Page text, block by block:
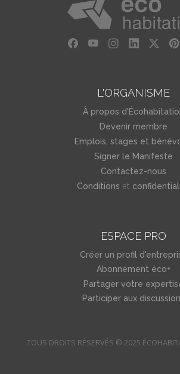
L'ORGANISME
À propos
Devenir membre
Emplois, stages et
Signer le Manifeste
Contactez-nous
Conditions et
ESPACE PRO
Créer un profil
Abonnement éco+
Partager votre
Participer aux
TOUS DROITS RÉSERVÉS © 2025